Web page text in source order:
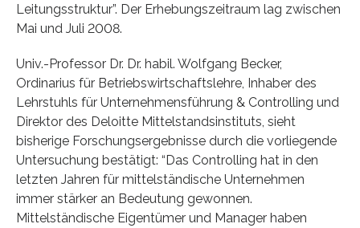
Leitungsstruktur”. Der Erhebungszeitraum lag zwischen
Mai und Juli 2008.
Univ.-Professor Dr. Dr. habil. Wolfgang Becker,
Ordinarius für Betriebswirtschaftslehre, Inhaber des
Lehrstuhls für Unternehmensführung & Controlling und
Direktor des Deloitte Mittelstandsinstituts, sieht
bisherige Forschungsergebnisse durch die vorliegende
Untersuchung bestätigt: “Das Controlling hat in den
letzten Jahren für mittelständische Unternehmen
immer stärker an Bedeutung gewonnen.
Mittelständische Eigentümer und Manager haben